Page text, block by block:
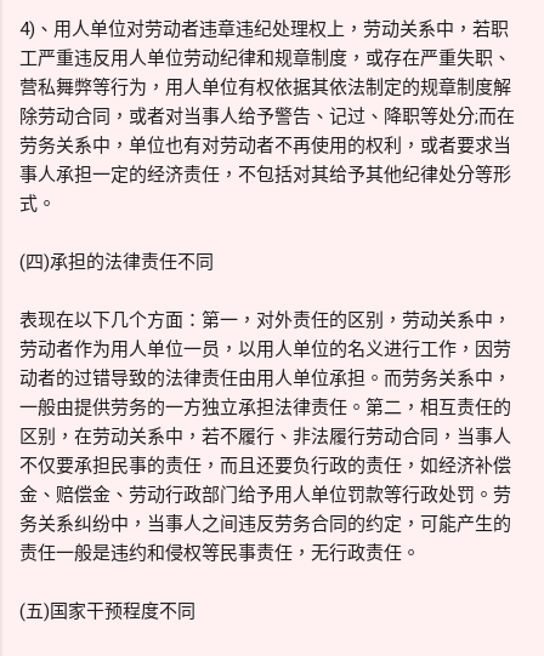
4)、用人单位对劳动者违章违纪处理权上，劳动关系中，若职
工严重违反用人单位劳动纪律和规章制度，或存在严重失职、
营私舞弊等行为，用人单位有权依据其依法制定的规章制度解
除劳动合同，或者对当事人给予警告、记过、降职等处分;而在
劳务关系中，单位也有对劳动者不再使用的权利，或者要求当
事人承担一定的经济责任，不包括对其给予其他纪律处分等形
式。
(四)承担的法律责任不同
表现在以下几个方面：第一，对外责任的区别，劳动关系中，
劳动者作为用人单位一员，以用人单位的名义进行工作，因劳
动者的过错导致的法律责任由用人单位承担。而劳务关系中，
一般由提供劳务的一方独立承担法律责任。第二，相互责任的
区别，在劳动关系中，若不履行、非法履行劳动合同，当事人
不仅要承担民事的责任，而且还要负行政的责任，如经济补偿
金、赔偿金、劳动行政部门给予用人单位罚款等行政处罚。劳
务关系纠纷中，当事人之间违反劳务合同的约定，可能产生的
责任一般是违约和侵权等民事责任，无行政责任。
(五)国家干预程度不同